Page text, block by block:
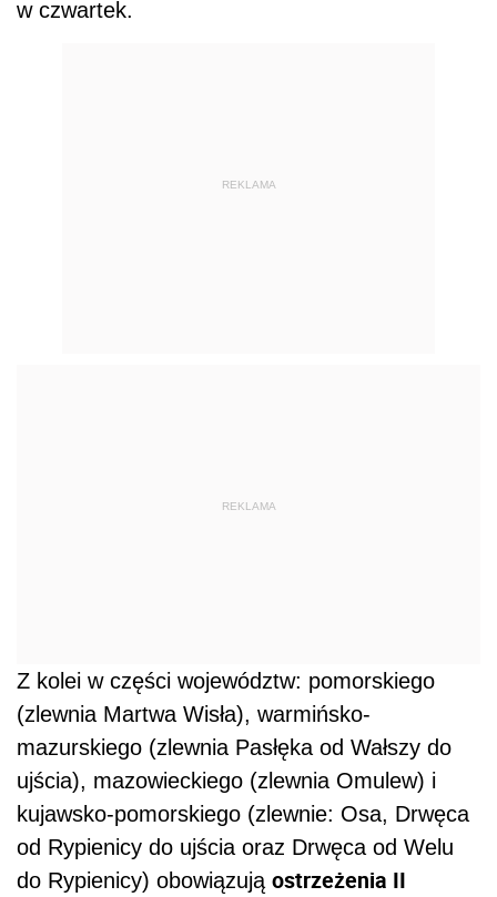
w czwartek.
REKLAMA
REKLAMA
Z kolei w części województw: pomorskiego
(zlewnia Martwa Wisła), warmińsko-
mazurskiego (zlewnia Pasłęka od Wałszy do
ujścia), mazowieckiego (zlewnia Omulew) i
kujawsko-pomorskiego (zlewnie: Osa, Drwęca
od Rypienicy do ujścia oraz Drwęca od Welu
do Rypienicy) obowiązują ostrzeżenia II